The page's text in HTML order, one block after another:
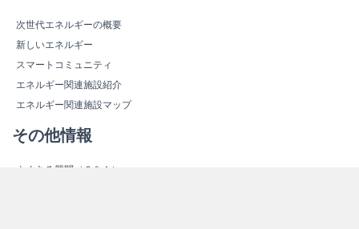
次世代エネルギーの概要
新しいエネルギー
スマートコミュニティ
エネルギー関連施設紹介
エネルギー関連施設マップ
その他情報
よくある質問（Ｑ＆Ａ）